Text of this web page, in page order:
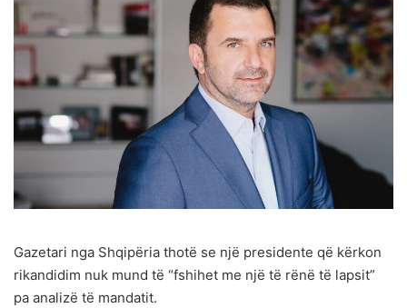
Gazetari nga Shqipëria thotë se një presidente që kërkon
rikandidim nuk mund të “fshihet me një të rënë të lapsit”
pa analizë të mandatit.